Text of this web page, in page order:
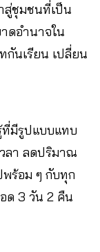
สู่ชุมชนที่เป็น
ดอำนาจใน
กันเรียน เปลี่ยน
ที่มีรูปแบบแทบ
ลา ลดปริมาณ
พร้อม ๆ กับทุก
ด 3 วัน 2 คืน